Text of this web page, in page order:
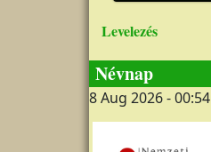
Levelezés
Névnap
8 Aug 2026 - 00:54